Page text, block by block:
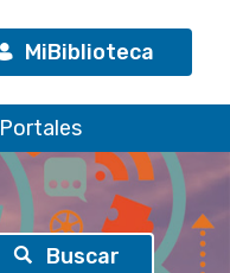
MiBiblioteca
Portales